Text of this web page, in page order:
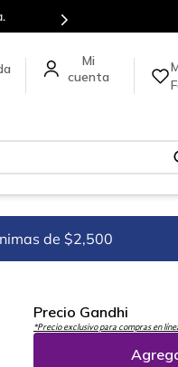
de $2,500
Precio Gandhi
*Precio exclusivo para compras en